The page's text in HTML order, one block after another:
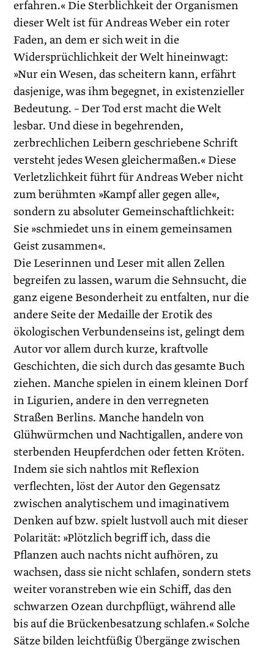
erfahren.« Die Sterblichkeit der Organismen
dieser Welt ist für Andreas Weber ein roter
Faden, an dem er sich weit in die
Widersprüchlichkeit der Welt hinein­wagt:
»Nur ein Wesen, das scheitern kann, erfährt
dasjenige, was ihm begegnet, in existenzieller
Bedeutung. – Der Tod erst macht die Welt
lesbar. Und diese in begehrenden,
zerbrechlichen Leibern geschriebene Schrift
versteht jedes Wesen gleichermaßen.« Diese
Verletzlichkeit führt für Andreas Weber nicht
zum berühmten »Kampf aller gegen alle«,
sondern zu absoluter Gemeinschaftlichkeit:
Sie »schmiedet uns in einem gemeinsamen
Geist zusammen«.
Die Leserinnen und Leser mit allen Zellen
begreifen zu lassen, warum die Sehnsucht, die
ganz eigene Besonderheit zu entfalten, nur die
andere Seite der Medaille der Erotik des
ökologischen Verbundenseins ist, gelingt dem
Autor vor allem durch kurze, kraftvolle
Geschichten, die sich durch das gesamte Buch
ziehen. Manche spielen in einem kleinen Dorf
in Ligurien, andere in den verregneten
Straßen Berlins. Manche handeln von
Glühwürmchen und Nachtigallen, andere von
sterbenden Heupferdchen oder fetten Kröten.
Indem sie sich nahtlos mit Reflexion
verflechten, löst der Autor den Gegensatz
zwischen analytischem und imaginativem
Denken auf bzw. spielt lustvoll auch mit dieser
Polarität: »Plötzlich begriff ich, dass die
Pflanzen auch nachts nicht aufhören, zu
wachsen, dass sie nicht schlafen, sondern stets
weiter voranstreben wie ein Schiff, das den
schwarzen Ozean durchpflügt, während alle
bis auf die Brückenbesatzung schlafen.« Solche
Sätze bilden leichtfüßig Übergänge zwischen